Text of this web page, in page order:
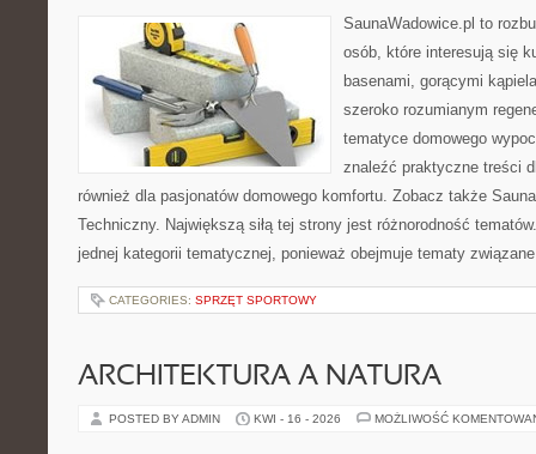
SaunaWadowice.pl to
osób, które interesują się
basenami, gorącymi
szeroko rozumianym
tematyce domowego
znaleźć praktyczne treści
również dla pasjonatów domowego komfortu. Zobacz także
Techniczny. Największą siłą tej strony jest różnorodność
jednej kategorii tematycznej, ponieważ obejmuje tematy
CATEGORIES: SPRZĘT SPORTOWY
ARCHITEKTURA A NATURA
POSTED BY ADMIN KWI - 16 - 2026 MOŻLIWOŚĆ